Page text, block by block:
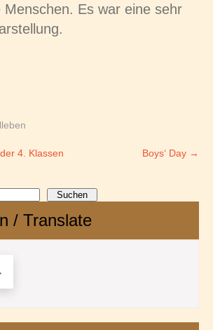
Menschen. Es war eine sehr
4. Klassen Boys‘ Day →
Suchen
/ Translate